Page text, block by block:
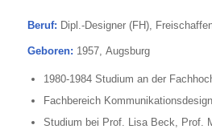
Beruf: Dipl.-Designer (FH),
Geboren: 1957, Augsburg
1980-1984 Studium an der
Fachbereich Kommunikationsdesign
Studium bei Prof. Lisa Beck, Prof.